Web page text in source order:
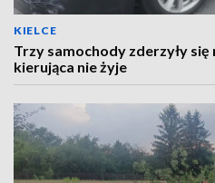
KIELCE
Trzy samochody zderzyły
kierująca nie żyje